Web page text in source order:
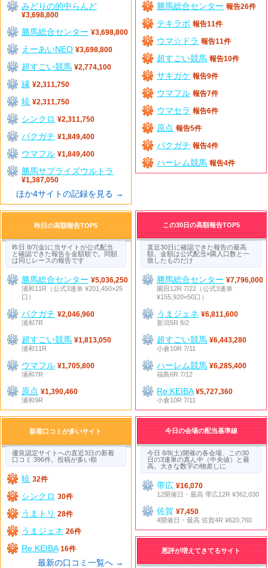
みどりの的中らんど
¥3,698,800
勝馬総合センター ¥3,698,800
えーあいNEO ¥3,698,800
超すごい競馬 ¥2,774,100
縁 ¥2,311,750
暁 ¥2,311,750
シンクロ ¥2,311,750
バクガチ ¥1,849,400
ウマフル ¥1,849,400
勝馬サプライズウルトラ
¥1,387,050
ほか4サイトの記録を見る →
勝馬総合センター 報告26件
テキラボ 報告11件
ウマ☆ドラ 報告11件
超すごい競馬 報告10件
サキガケ 報告9件
ウマフル 報告7件
ウマセラ 報告6件
原点 報告5件
バクガチ 報告4件
ハーレム競馬 報告4件
昨日の高額報告TOP5
昨日 8/7(金)に当サイトが公式配当
と確認できた報告を金額順で。同額
は同じレースの報告です
勝馬総合センター ¥5,036,250
浦和11R（公式3連単 ¥201,450×25
口）
バクガチ ¥2,046,960
浦和7R
超すごい競馬 ¥1,813,050
浦和11R
ウマフル ¥1,705,800
浦和7R
原点 ¥1,390,460
浦和9R
この30日の高額報告TOP5
直近30日に確認できた報告の最高
額。金額は公式配当×購入口数と一
致したものだけ
勝馬総合センター ¥7,796,000
園田12R 7/22（公式3連単
¥155,920×50口）
うまジェネ ¥6,811,600
新潟5R 8/2
超すごい競馬 ¥6,443,280
小倉10R 7/11
ハーレム競馬 ¥6,285,400
福島6R 7/12
Re:KEIBA ¥5,727,360
小倉10R 7/11
新着口コミが多いサイト
優良認定サイトへの直近3日の新着
口コミ 396件。投稿が多い順
暁 32件
シンクロ 30件
うまトリ 28件
うまジェネ 26件
Re:KEIBA 16件
最新の口コミ一覧へ →
今日の会場の配当基準線
今日 8/8(土)開催の各会場、この30
日の3連単の真ん中（中央値）と最
高。大きな数字の物差しに
帯広¥16,070
12開催日・最高 帯広12R ¥362,030
佐賀¥7,450
4開催日・最高 佐賀4R ¥620,760
悪評が増えてきてるサイト